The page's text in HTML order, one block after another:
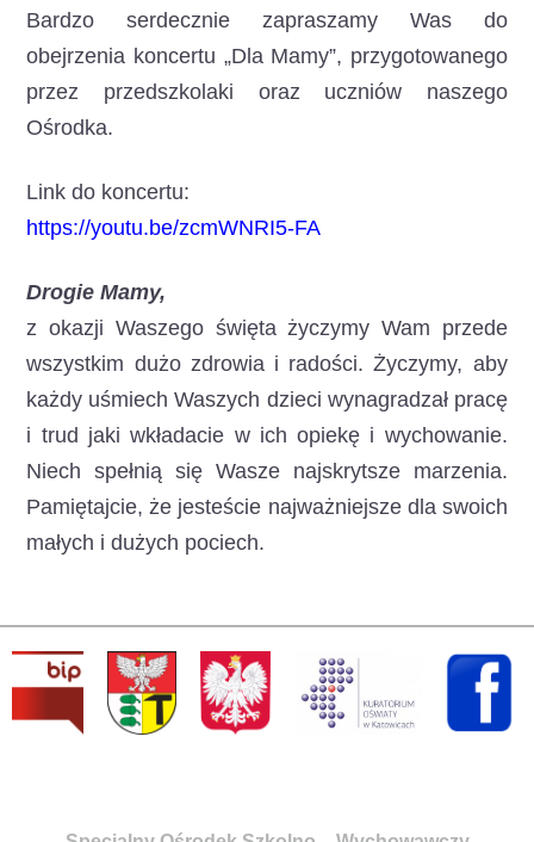
Bardzo serdecznie zapraszamy Was do
obejrzenia koncertu „Dla Mamy”, przygotowanego
przez przedszkolaki oraz uczniów naszego
Ośrodka.
Link do koncertu:
https://youtu.be/zcmWNRI5-FA
Drogie Mamy,
z okazji Waszego święta życzymy Wam przede
wszystkim dużo zdrowia i radości. Życzymy, aby
każdy uśmiech Waszych dzieci wynagradzał pracę
i trud jaki wkładacie w ich opiekę i wychowanie.
Niech spełnią się Wasze najskrytsze marzenia.
Pamiętajcie, że jesteście najważniejsze dla swoich
małych i dużych pociech.